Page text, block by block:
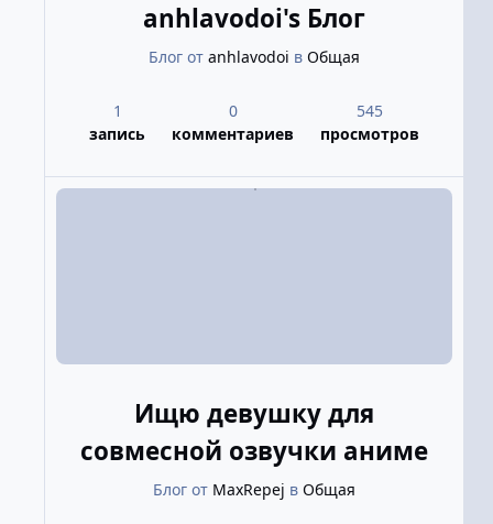
anhlavodoi's Блог
Блог от anhlavodoi в Общая
1
запись
0
комментариев
545
просмотров
Ищю девушку для
совмесной озвучки аниме
Блог от MaxRepej в Общая